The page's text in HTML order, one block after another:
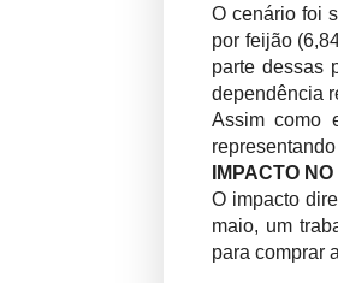
O cenário foi
por feijão
parte dessas
dependência
Assim como
IMPACTO
O impacto
maio, um
para comprar